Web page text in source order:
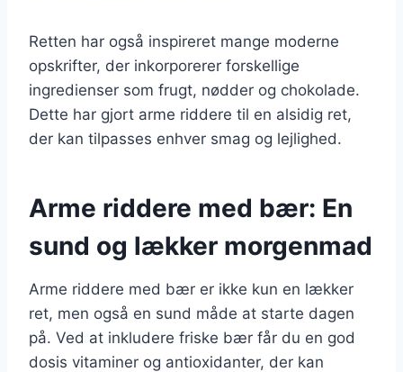
Retten har også inspireret mange moderne
opskrifter, der inkorporerer forskellige
ingredienser som frugt, nødder og chokolade.
Dette har gjort arme riddere til en alsidig ret,
der kan tilpasses enhver smag og lejlighed.
Arme riddere med bær: En
sund og lækker morgenmad
Arme riddere med bær er ikke kun en lækker
ret, men også en sund måde at starte dagen
på. Ved at inkludere friske bær får du en god
dosis vitaminer og antioxidanter, der kan